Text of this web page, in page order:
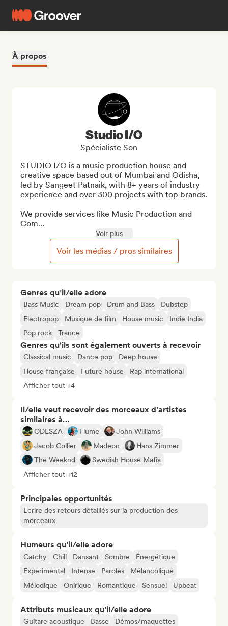
À propos
Genres qu’il/elle adore
Bass Music Dream pop Drum and Bass
Dubstep
Electropop
Musique de film House music
Indie India
Pop rock
Trance
Genres qu'ils sont également ouverts à recevoir
Classical music Dance pop
Deep house
House française
Future house
Rap international
Afficher tout +4
Il/elle veut recevoir des morceaux d’artistes
similaires à…
ODESZA Flume
John Williams
Jacob Collier
Madeon
Hans Zimmer
The Weeknd
Swedish House Mafia
Afficher tout +12
Principales opportunités
Ecrire des retours détaillés sur la production des
morceaux
Humeurs qu’il/elle adore
Catchy Chill Dansant Sombre
Énergétique
Experimental
Intense Paroles
Mélancolique
Mélodique
Onirique Romantique Sensuel Upbeat
Attributs musicaux qu’il/elle adore
Guitare acoustique Basse
Démos/maquettes
Studio I/O
Spécialiste Son
STUDIO I/O is a music production house and
creative space based out of Mumbai and Odisha,
led by Sangeet Patnaik, with 8+ years of industry
experience and over 300 projects with top brands.
We provide services like Music Production and
Com...
Voir plus
Voir les médias / pros similaires